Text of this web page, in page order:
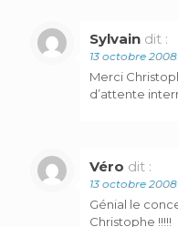
Sylvain dit :
13 octobre
Merci
d’attente
Véro dit :
13 octobre 2008
Génial le
Christophe !!!!!